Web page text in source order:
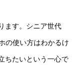
ます。シニア世代
の使い方はわかるけ
ちたいという一心で